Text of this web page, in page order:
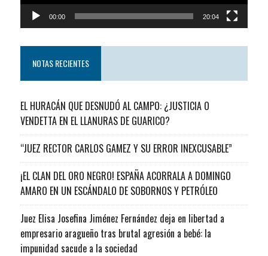
00:00 20:04
NOTAS RECIENTES
EL HURACÁN QUE DESNUDÓ AL CAMPO: ¿JUSTICIA O
VENDETTA EN EL LLANURAS DE GUARICO?
“JUEZ RECTOR CARLOS GAMEZ Y SU ERROR INEXCUSABLE”
¡EL CLAN DEL ORO NEGRO! ESPAÑA ACORRALA A DOMINGO
AMARO EN UN ESCÁNDALO DE SOBORNOS Y PETRÓLEO
Juez Elisa Josefina Jiménez Fernández deja en libertad a
empresario aragueño tras brutal agresión a bebé: la
impunidad sacude a la sociedad